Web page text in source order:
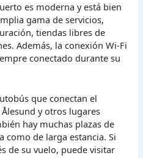
es moderna y está bien
gama de servicios,
tiendas libres de
Además, la conexión Wi-Fi
conectado durante su
que conectan el
y otros lugares
hay muchas plazas de
como de larga estancia. Si
de su vuelo, puede visitar